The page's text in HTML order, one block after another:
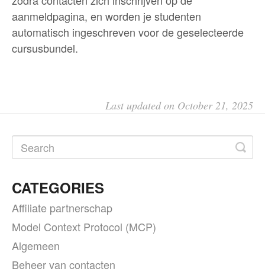
aanmeldpagina, en worden je studenten
automatisch ingeschreven voor de geselecteerde
cursusbundel.
Last updated on October 21, 2025
CATEGORIES
Affiliate partnerschap
Model Context Protocol (MCP)
Algemeen
Beheer van contacten